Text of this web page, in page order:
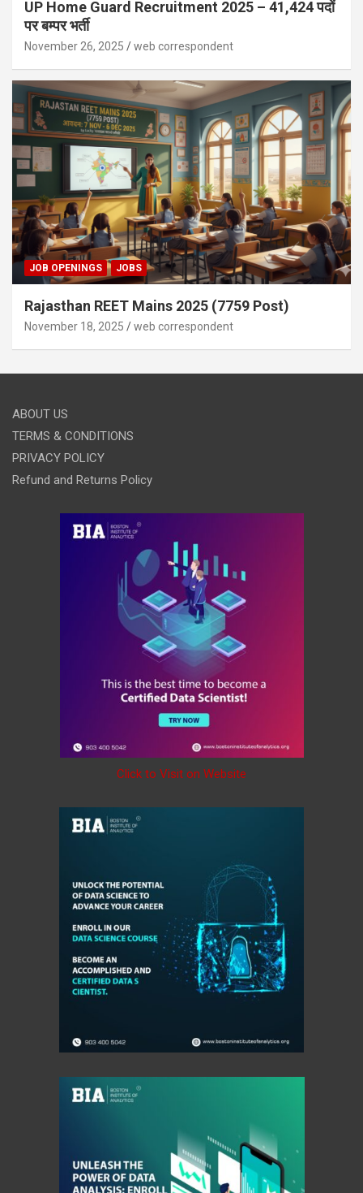
UP Home Guard Recruitment 2025 – 41,424 पदों
पर बम्पर भर्ती
November 26, 2025 web correspondent
JOB OPENINGS JOBS
Rajasthan REET Mains 2025 (7759 Post)
November 18, 2025 web correspondent
ABOUT US
TERMS & CONDITIONS
PRIVACY POLICY
Refund and Returns Policy
Click to Visit on Website